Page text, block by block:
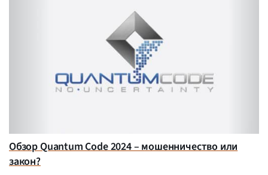
Обзор Quantum Code 2024 – мошенничество или
закон?